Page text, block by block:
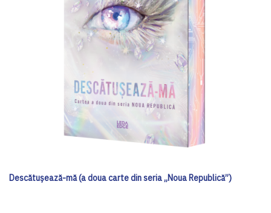
Descătușează-mă (a doua carte din seria „Noua Republică”)